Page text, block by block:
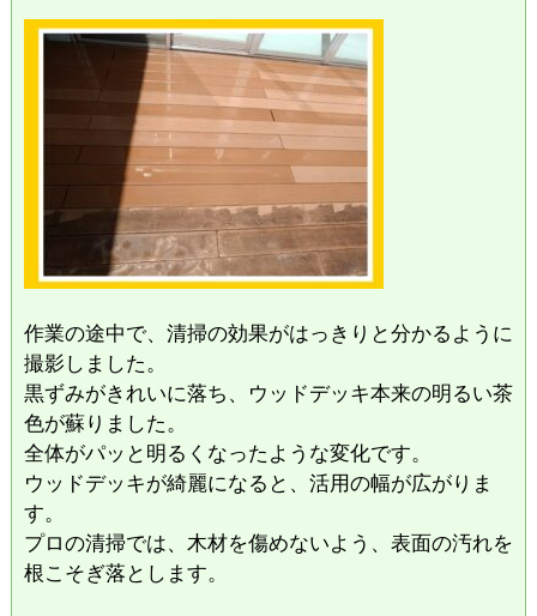
​作業の途中で、清掃の効果がはっきりと分かるように
撮影しました。
​黒ずみがきれいに落ち、ウッドデッキ本来の明るい茶
色が蘇りました。
全体がパッと明るくなったような変化です。
ウッドデッキが綺麗になると、活用の幅が広がりま
す。
プロの清掃では、木材を傷めないよう、表面の汚れを
根こそぎ落とします。